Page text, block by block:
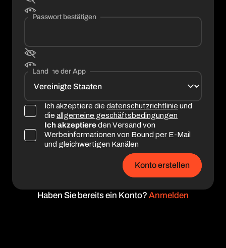
Passwort bestätigen
Sprache der App
Land
Ich akzeptiere die datenschutzrichtlinie und
die allgemeine geschäftsbedingungen
Ich akzeptiereden Versand von
Werbeinformationen von Bound per E-Mail
und gleichwertigen Kanälen
Konto erstellen
Haben Sie bereits ein Konto? Anmelden